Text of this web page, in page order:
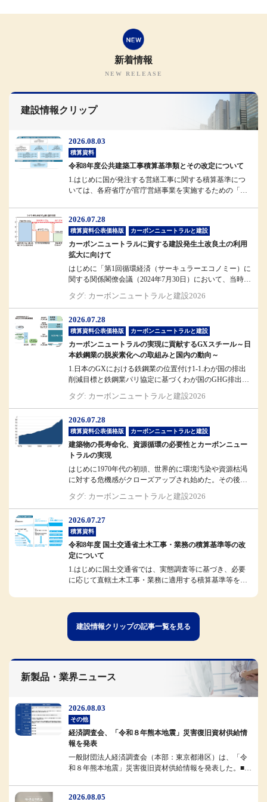
新着情報
建設情報クリップ
2026.08.03
積算資料
令和8年度公共建築工事積算基準類とその改定について
1.はじめに国が発注する営繕工事に関する積算基準につ
いては、各府省庁が官庁営繕事業を実施するための「統
2026.07.28
積算資料公表価格版 カーボンニュートラルと建設
カーボンニュートラルに資する建設発生土改良土の利用
拡大に向けて
はじめに「第1回循環経済（サーキュラーエコノミー）に
関する関係閣僚会議（2024年7月30日）において、当時の
タグ: カーボンニュートラルと建設2026
2026.07.28
積算資料公表価格版 カーボンニュートラルと建設
カーボンニュートラルの実現に貢献するGXスチール～日
本鉄鋼業の脱炭素化への取組みと国内の動向～
1.日本のGXにおける鉄鋼業の位置付け1-1.わが国の排出
削減目標と鉄鋼業パリ協定に基づくわが国のGHG排出削
タグ: カーボンニュートラルと建設2026
2026.07.28
積算資料公表価格版 カーボンニュートラルと建設
建築物の長寿命化、資源循環の必要性とカーボンニュー
トラルの実現
はじめに1970年代の初頭、世界的に環境汚染や資源枯渇
に対する危機感がクローズアップされ始めた。その後、
タグ: カーボンニュートラルと建設2026
2026.07.27
積算資料
令和8年度 国土交通省土木工事・業務の積算基準等の改
定について
1.はじめに国土交通省では、実態調査等に基づき、必要
に応じて直轄土木工事・業務に適用する積算基準等を改
建設情報クリップの記事一覧を見る
新製品・業界ニュース
2026.08.03
その他
経済調査会、「令和８年熊本地震」災害復旧資材供給情
報を発表
一般財団法人経済調査会（本部：東京都港区）は、「令
和８年熊本地震」災害復旧資材供給情報を発表した。■概
2026.08.05